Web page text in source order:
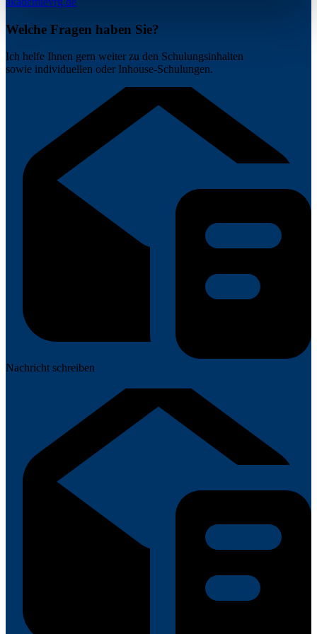
Welche Fragen haben Sie?
Ich helfe Ihnen gern weiter zu den Schulungsinhalten
sowie individuellen oder Inhouse-Schulungen.
Nachricht schreiben